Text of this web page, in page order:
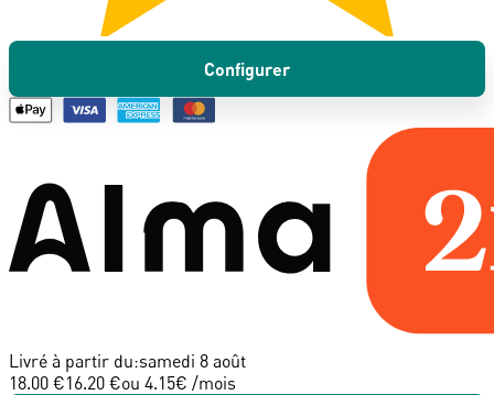
Configurer
Livré à partir du:samedi 8 août
18.00 €16.20 €ou 4.15€ /mois